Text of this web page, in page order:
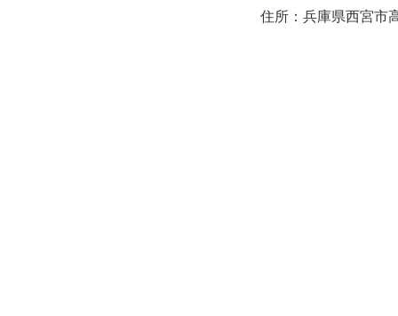
住所：兵庫県西宮市